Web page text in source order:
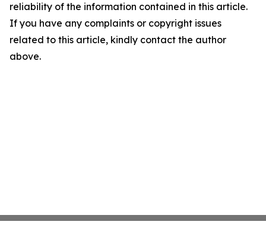
reliability of the information contained in this article.
If you have any complaints or copyright issues
related to this article, kindly contact the author
above.